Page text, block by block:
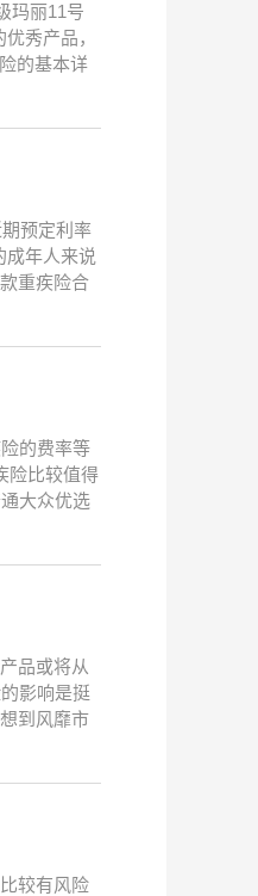
玛丽11号
秀产品，
的基本详
预定利率
年人来说
重疾险合
的费率等
险比较值得
大众优选
品或将从
影响是挺
到风靡市
较有风险